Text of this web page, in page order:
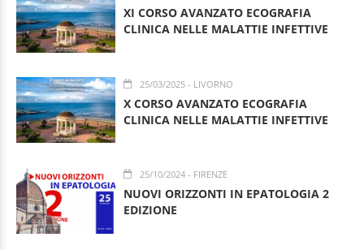
XI CORSO AVANZATO ECOGRAFIA
CLINICA NELLE MALATTIE INFETTIVE
25/03/2025 - LIVORNO
X CORSO AVANZATO ECOGRAFIA
CLINICA NELLE MALATTIE INFETTIVE
25/10/2024 - FIRENZE
NUOVI ORIZZONTI IN EPATOLOGIA 2
EDIZIONE